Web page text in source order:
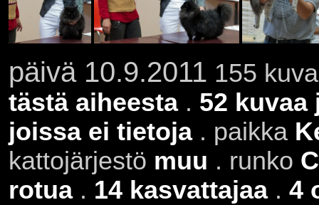
päivä 10.9.2011 155
tästä aiheesta. 52
joissa ei tietoja. paikka
kattojärjestö muu . runko
rotua. 14 kasvattajaa. 4